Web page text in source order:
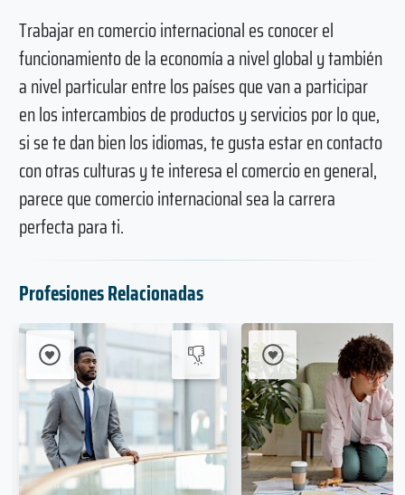
Trabajar en comercio internacional es conocer el
funcionamiento de la economía a nivel global y también
a nivel particular entre los países que van a participar
en los intercambios de productos y servicios por lo que,
si se te dan bien los idiomas, te gusta estar en contacto
con otras culturas y te interesa el comercio en general,
parece que comercio internacional sea la carrera
perfecta para ti.
Profesiones Relacionadas